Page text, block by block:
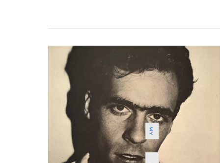
L’album
du
jour
:
Nirosta
Steel
–
My
Skyscraper